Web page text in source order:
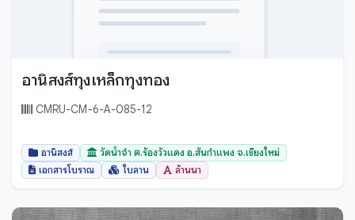
อานิสงส์ทุงเหล็กทุงทอง
CMRU-CM-6-A-085-12
อานิสงส์
วัดน้ำจำ ต.ร้องวัวแดง อ.สันกำแพง จ.เชียงใหม่
เอกสารโบราณ
ใบลาน ล้านนา